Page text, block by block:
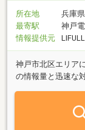
所在地
兵庫
最寄駅
神戸
情報提供元
神戸市北区エリア
の情報量と迅速な